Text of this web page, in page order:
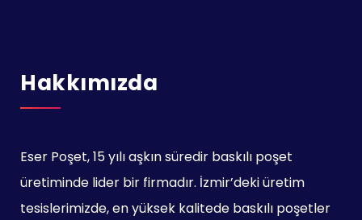
Hakkımızda
Eser Poşet, 15 yılı aşkın süredir baskılı poşet
üretiminde lider bir firmadır. İzmir’deki üretim
tesislerimizde, en yüksek kalitede baskılı poşetler